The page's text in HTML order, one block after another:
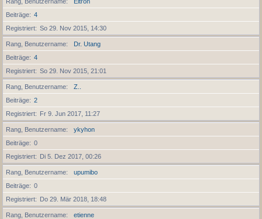
Beiträge
4
Registriert
So 29. Nov 2015, 14:30
Rang, Benutzername
Dr. Utang
Beiträge
4
Registriert
So 29. Nov 2015, 21:01
Rang, Benutzername
Z..
Beiträge
2
Registriert
Fr 9. Jun 2017, 11:27
Rang, Benutzername
ykyhon
Beiträge
0
Registriert
Di 5. Dez 2017, 00:26
Rang, Benutzername
upumibo
Beiträge
0
Registriert
Do 29. Mär 2018, 18:48
Rang, Benutzername
etienne